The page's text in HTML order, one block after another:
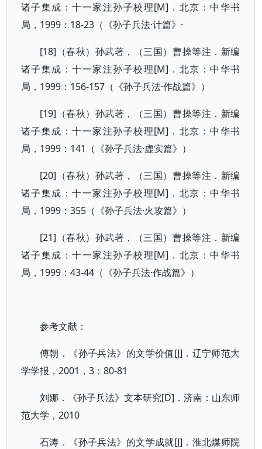
诸子集成：十一家注孙子校理[M]．北京：中华书
局，1999：18-23（《孙子兵法·计篇》·
[18]（春秋）孙武著，（三国）曹操等注．新编
诸子集成：十一家注孙子校理[M]．北京：中华书
局，1999：156-157（《孙子兵法·作战篇》）
[19]（春秋）孙武著，（三国）曹操等注．新编
诸子集成：十一家注孙子校理[M]．北京：中华书
局，1999：141（《孙子兵法·虚实篇》）
[20]（春秋）孙武著，（三国）曹操等注．新编
诸子集成：十一家注孙子校理[M]．北京：中华书
局，1999：355（《孙子兵法·火攻篇》）
[21]（春秋）孙武著，（三国）曹操等注．新编
诸子集成：十一家注孙子校理[M]．北京：中华书
局，1999：43-44（《孙子兵法·作战篇》）
参考文献：
傅朝．《孙子兵法》的文学价值[J]．辽宁师范大
学学报，2001，3：80-81
刘娜．《孙子兵法》文本研究[D]．济南：山东师
范大学，2010
石涛．《孙子兵法》的文学成就[J]．淮北煤师院